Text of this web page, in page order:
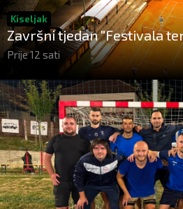
Kiseljak
Završni tjedan "Festivala
Prije 12 sati